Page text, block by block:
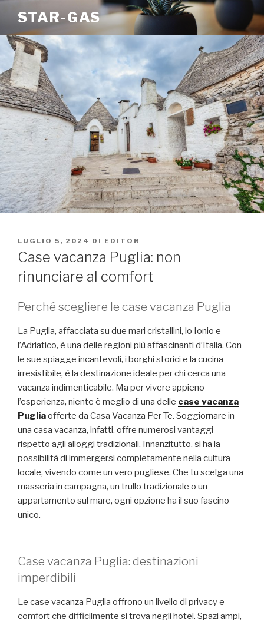
contenuto
STAR-GAS
PUBBLICATO
IL
LUGLIO 5, 2024 DI EDITOR
Case vacanza Puglia: non
rinunciare al comfort
Perché scegliere le case vacanza Puglia
La Puglia, affacciata su due mari cristallini, lo Ionio e
l’Adriatico, è una delle regioni più affascinanti d’Italia. Con
le sue spiagge incantevoli, i borghi storici e la cucina
irresistibile, è la destinazione ideale per chi cerca una
vacanza indimenticabile. Ma per vivere appieno
l’esperienza, niente è meglio di una delle case vacanza
Pugliaofferte da Casa Vacanza Per Te. Soggiornare in
una casa vacanza, infatti, offre numerosi vantaggi
rispetto agli alloggi tradizionali. Innanzitutto, si ha la
possibilità di immergersi completamente nella cultura
locale, vivendo come un vero pugliese. Che tu scelga una
masseria in campagna, un trullo tradizionale o un
appartamento sul mare, ogni opzione ha il suo fascino
unico.
Case vacanza Puglia: destinazioni
imperdibili
Le case vacanza Puglia offrono un livello di privacy e
comfort che difficilmente si trova negli hotel. Spazi ampi,